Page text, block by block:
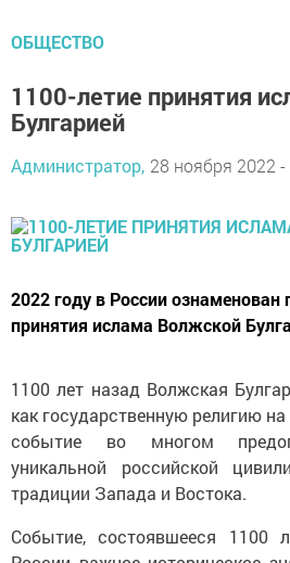
ОБЩЕСТВО
1100-летие принятия
Булгарией
Администратор, 28 ноября 2022 -
2022 году в России ознаменован
принятия ислама Волжской
1100 лет назад Волжская
как государственную религию
событие во многом
уникальной российской
традиции Запада и Востока.
Событие, состоявшееся 1100